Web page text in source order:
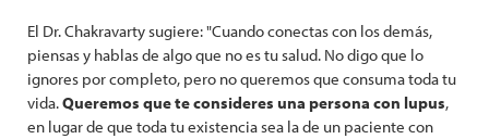
El Dr. Chakravarty sugiere: "Cuando conectas con los demás,
piensas y hablas de algo que no es tu salud. No digo que lo
ignores por completo, pero no queremos que consuma toda tu
vida.Queremos que te consideres una persona con lupus,
en lugar de que toda tu existencia sea la de un paciente con